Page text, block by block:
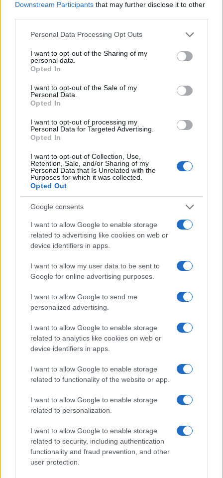
Downstream Participants that may further disclose it to other
Please note that this website/app uses one or more Google
not limited to your visit or usage behaviour. You may click to
grant or deny consent to Google and its third-party tags to
use your data for below specified purposes in below Google
consent section.
Personal Data Processing Opt Outs
I want to opt-out of the Sharing of my
personal data.
Opted In
I want to opt-out of the Sale of my
Personal Data.
Opted In
I want to opt-out of processing my
Personal Data for Targeted Advertising.
Opted In
I want to opt-out of Collection, Use,
Retention, Sale, and/or Sharing of my
Personal Data that Is Unrelated with the
Purposes for which it was collected.
Opted Out
Google consents
I want to allow Google to enable storage
related to advertising like cookies on web or
device identifiers in apps.
I want to allow my user data to be sent to
Google for online advertising purposes.
I want to allow Google to send me
personalized advertising.
I want to allow Google to enable storage
related to analytics like cookies on web or
device identifiers in apps.
I want to allow Google to enable storage
related to functionality of the website or app.
I want to allow Google to enable storage
related to personalization.
I want to allow Google to enable storage
related to security, including authentication
functionality and fraud prevention, and other
user protection.
Στη Ρώμη ο πάπας Φραγκίσκος τέλεσε τη
λειτουργία της Μεγάλης Πέμπτης σε μια φυλακή,
μεταξύ των οποίων ήταν δύο μουσουλμάνοι, ένας
ορθόδοξος και ένας βουδιστής.
Νωρίτερα ο Πάπας συναντήθηκε με ασθενείς
φυλακισμένους στο σωφρονιστικό ίδρυμα
Ρετζίνα Κοέλι της Ρώμης και τέλεσε το απόγευμα
τη λειτουργία του Μυστικού Δείπνου.